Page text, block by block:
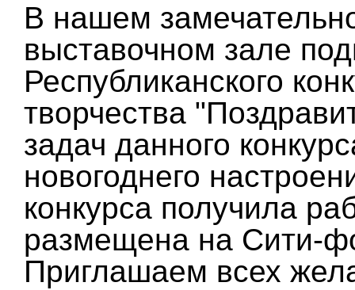
В нашем
выставочном зале
Республиканского
творчества
задач данного
новогоднего
конкурса получила
размещена на Сити-
Приглашаем всех